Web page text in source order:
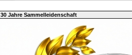
30 Jahre Sammelleidenschaft